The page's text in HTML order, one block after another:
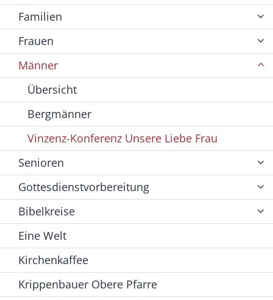
Familien
Frauen
Männer
Übersicht
Bergmänner
Vinzenz-Konferenz Unsere Liebe Frau
Senioren
Gottesdienstvorbereitung
Bibelkreise
Eine Welt
Kirchenkaffee
Krippenbauer Obere Pfarre